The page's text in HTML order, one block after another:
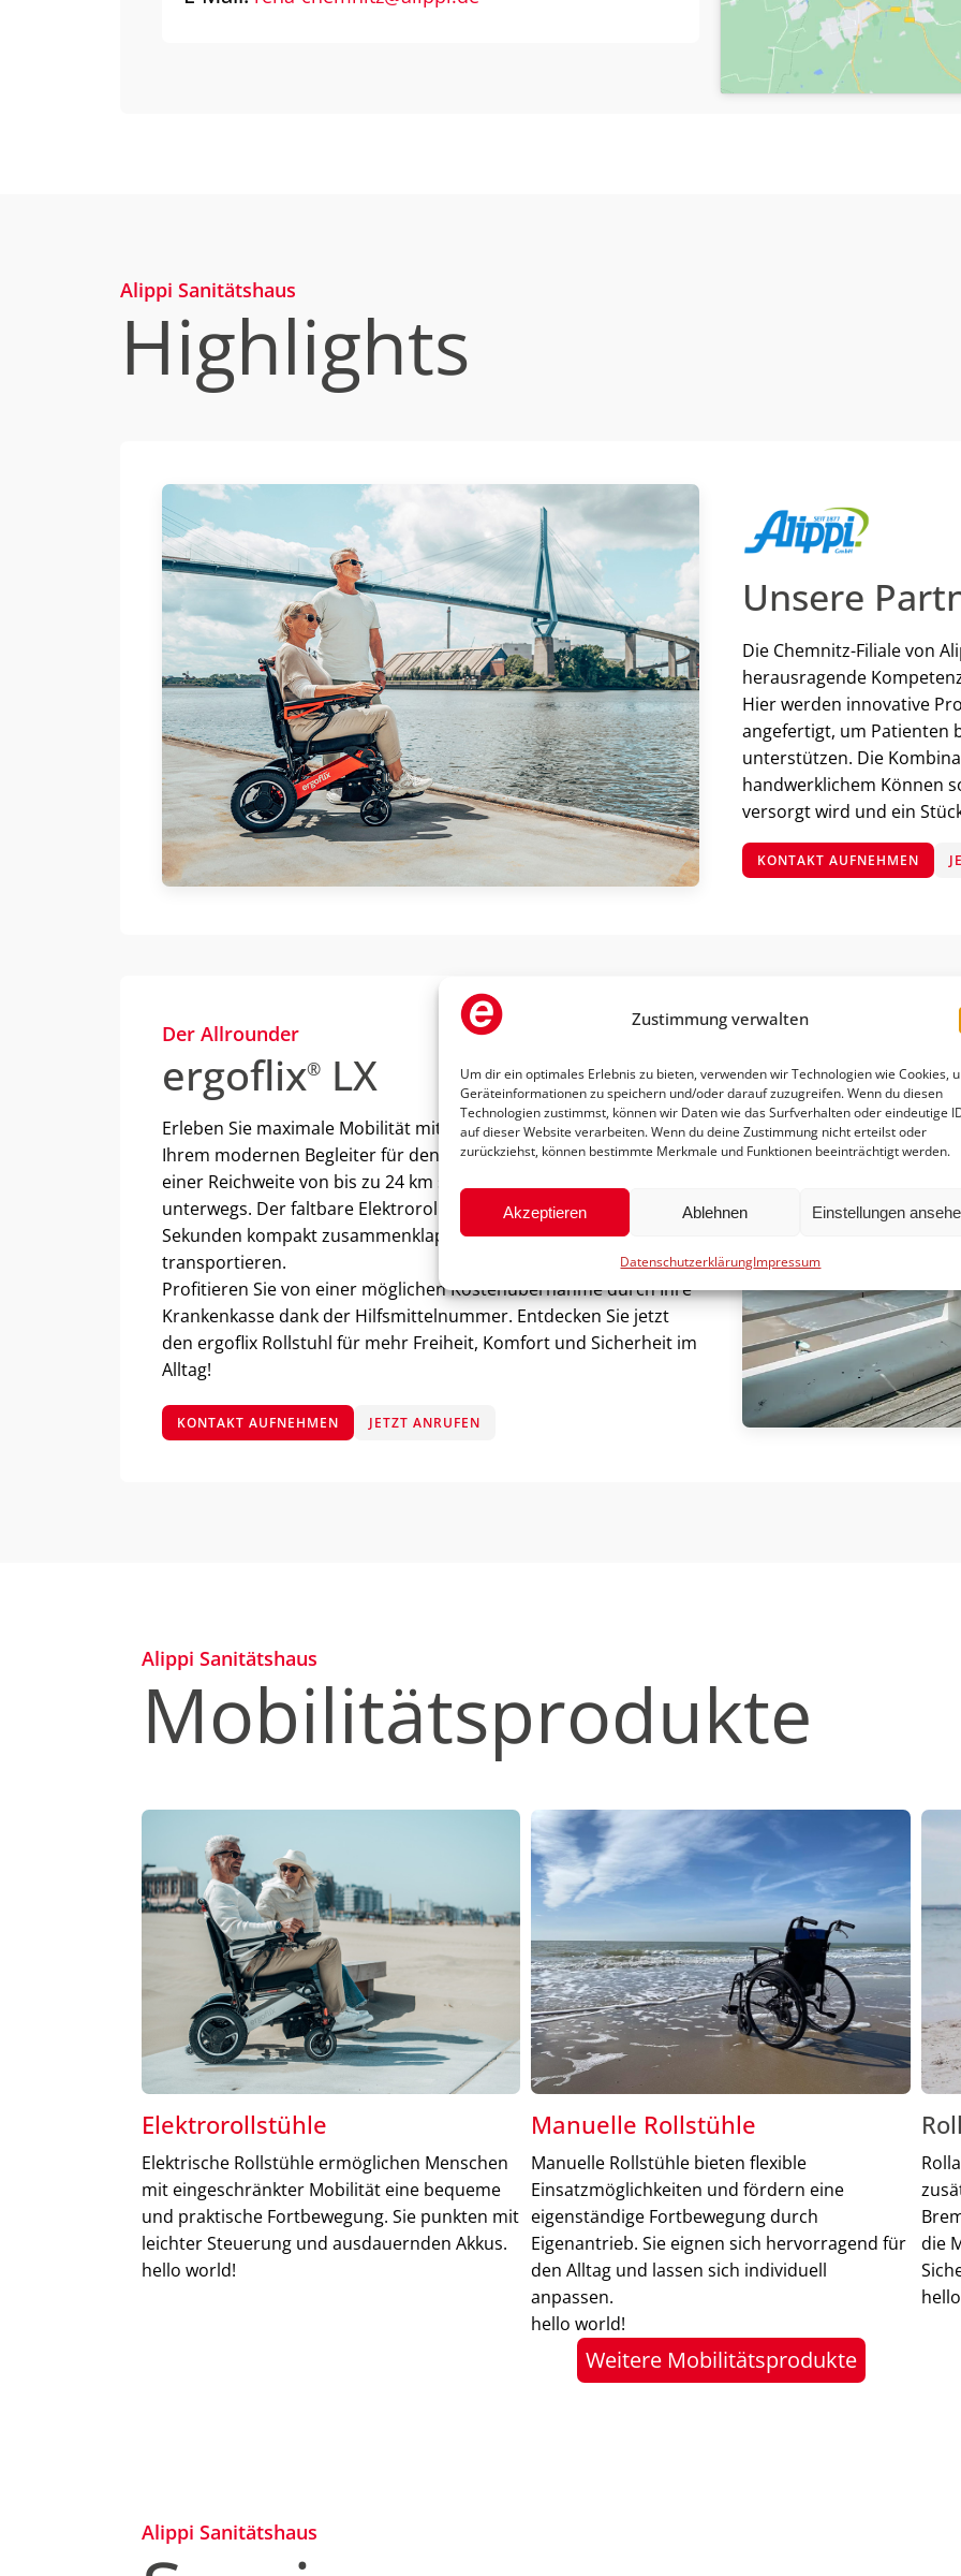
Zustimmung verwalten
Um dir ein optimales Erlebnis zu bieten, verwenden wir Technologien wie Cookies,
Geräteinformationen zu speichern und/oder darauf zuzugreifen. Wenn du diesen
Technologien zustimmst, können wir Daten wie das Surfverhalten oder eindeutige
auf dieser Website verarbeiten. Wenn du deine Zustimmung nicht erteilst oder
zurückziehst, können bestimmte Merkmale und Funktionen beeinträchtigt werden.
Akzeptieren Ablehnen Einstellungen
DatenschutzerklärungImpressum
Alippi Sanitätshaus
Highlights
Unsere
Die Chemnitz-Filiale von
herausragende
Hier werden innovative
angefertigt, um Patienten
unterstützen. Die
handwerklichem Können
versorgt wird und ein
KONTAKT AUFNEHMEN
Der Allrounder
ergoflix® LX
Erleben Sie maximale Mobilität mit dem ergoflix Elektrorollstuhl –
Ihrem modernen Begleiter für den Innen- und Außenbereich. Mit
einer Reichweite von bis zu 24 km sind Sie flexibel und unabhängig
unterwegs. Der faltbare Elektrorollstuhl lässt sich in wenigen
Sekunden kompakt zusammenklappen und bequem im Auto
transportieren.
Profitieren Sie von einer möglichen Kostenübernahme durch Ihre
Krankenkasse dank der Hilfsmittelnummer. Entdecken Sie jetzt
den ergoflix Rollstuhl für mehr Freiheit, Komfort und Sicherheit im
Alltag!
KONTAKT AUFNEHMEN JETZT ANRUFEN
Alippi Sanitätshaus
Mobilitätsprodukte
Elektrorollstühle
Elektrische Rollstühle ermöglichen Menschen
mit eingeschränkter Mobilität eine bequeme
und praktische Fortbewegung. Sie punkten mit
leichter Steuerung und ausdauernden Akkus.
hello world!
Manuelle Rollstühle
Manuelle Rollstühle bieten flexible
Einsatzmöglichkeiten und fördern eine
eigenständige Fortbewegung durch
Eigenantrieb. Sie eignen sich hervorragend für
den Alltag und lassen sich individuell
anpassen.
hello world!
die
Weitere Mobilitätsprodukte
Alippi Sanitätshaus